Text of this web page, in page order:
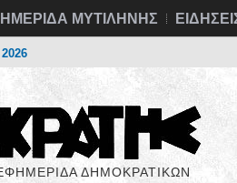
ΜΥΤΙΛΗΝΗΣ
ΔΗΜΟΚΡΑΤΙΚΩΝ